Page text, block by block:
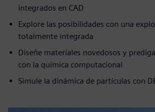
integrados en CAD
Explore las posibilidades con una
totalmente integrada
Diseñe materiales novedosos y
con la química computacional
Simule la dinámica de partículas con